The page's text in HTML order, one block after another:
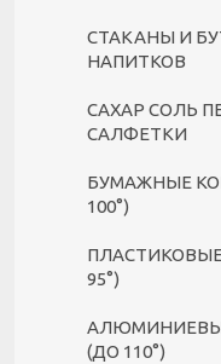
СТАКАНЫ И
НАПИТКОВ
САХАР СОЛЬ
САЛФЕТКИ
БУМАЖНЫЕ
100°)
95°)
(ДО 110°)